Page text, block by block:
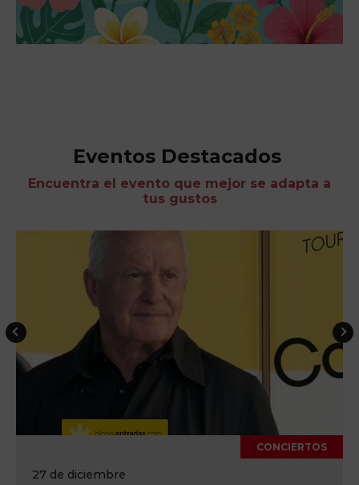
Eventos Destacados
Encuentra el evento que mejor se adapta a
tus gustos
27 de diciembre
CONCIERTOS